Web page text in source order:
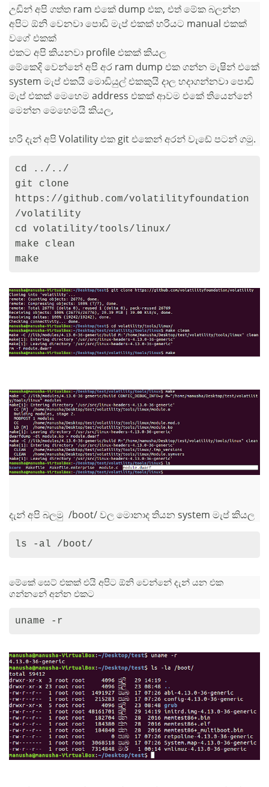
උඩින් අපි ගත්ත ram එකේ dump එක, එත් මේක බලන්න
අපිට ඕනි වෙනවා පොඩි මැප් එකක් හරියට manual එකක්
වගේ එකක්
එකට අපි කියනවා profile එකක් කියල
මේකෙදි වෙන්නේ අපි අර ram dump එක ගන්න මැෂින් එකේ
system මැප් එකයි මොඩියුල් එකකුයි දාල හදාගන්නවා පොඩි
මැප් එකක් මෙහෙම address එකක් ආවම එකේ තියෙන්නේ
මෙන්න මෙහෙමයි කියල,
හරි දැන් අපි Volatility එක git එකෙන් අරන් වැඩේ පටන් ගමු.
cd ../../
git clone
https://github.com/volatilityfoundation
/volatility
cd volatility/tools/linux/
make clean
make
දැන් අපි බලමු /boot/ වල මොනාද තියන system මැප් කියල
ls -al /boot/
මේකේ සෙට් එකක් එයි අපිට ඕනි වෙන්නේ දැන් යන එක
ගන්නනේ අන්න එකට
uname -r